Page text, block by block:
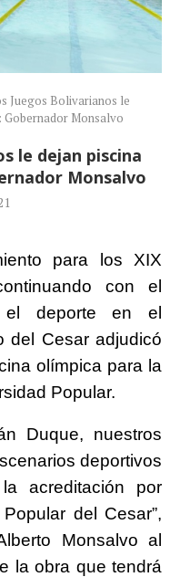
Juegos Bolivarianos le
Gobernador Monsalvo
le dejan piscina
Monsalvo
para los XIX
con el
el deporte en el
del Cesar adjudicó
olímpica para la
Popular.
Duque, nuestros
deportivos
acreditación por
del Cesar”,
Monsalvo al
la obra que tendrá